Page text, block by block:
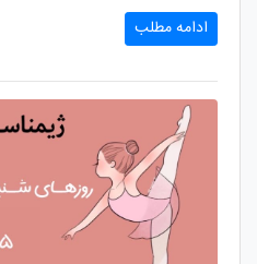
ادامه مطلب